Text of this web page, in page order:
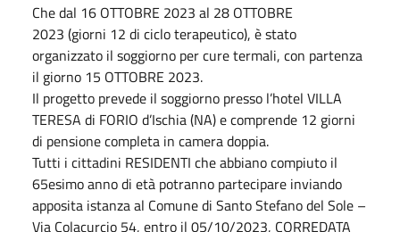
Che dal 16 OTTOBRE 2023 al 28 OTTOBRE
2023 (giorni 12 di ciclo terapeutico), è stato
organizzato il soggiorno per cure termali, con partenza
il giorno 15 OTTOBRE 2023.
Il progetto prevede il soggiorno presso l’hotel VILLA
TERESA di FORIO d’Ischia (NA) e comprende 12 giorni
di pensione completa in camera doppia.
Tutti i cittadini RESIDENTI che abbiano compiuto il
65esimo anno di età potranno partecipare inviando
apposita istanza al Comune di Santo Stefano del Sole –
Via Colacurcio 54, entro il 05/10/2023, CORREDATA